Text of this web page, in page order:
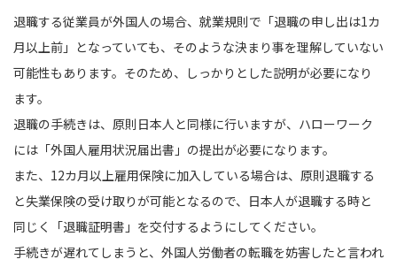
退職する従業員が外国人の場合、就業規則で「退職の申し出は1カ
月以上前」となっていても、そのような決まり事を理解していない
可能性もあります。そのため、しっかりとした説明が必要になり
ます。
退職の手続きは、原則日本人と同様に行いますが、ハローワーク
には「外国人雇用状況届出書」の提出が必要になります。
また、12カ月以上雇用保険に加入している場合は、原則退職する
と失業保険の受け取りが可能となるので、日本人が退職する時と
同じく「退職証明書」を交付するようにしてください。
手続きが遅れてしまうと、外国人労働者の転職を妨害したと言われ